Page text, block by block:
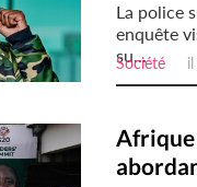
La police
enquête
su...
Société il
Afrique